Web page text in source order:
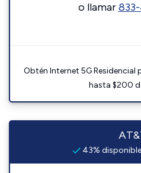
o llamar
Obtén Internet 5G
hasta $200
43%